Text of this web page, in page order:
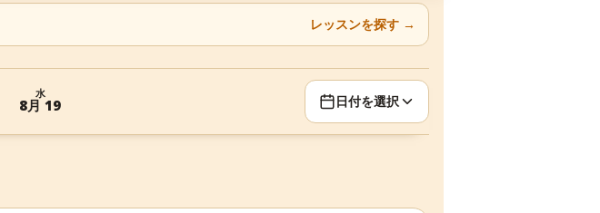
レッスンを探す →
水
8月 19 日付を選択